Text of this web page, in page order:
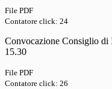
File PDF
Contatore click: 24
Convocazione Consiglio di
15.30
File PDF
Contatore click: 26